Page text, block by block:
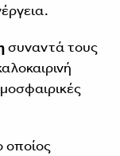
συναντά τους
οποίος